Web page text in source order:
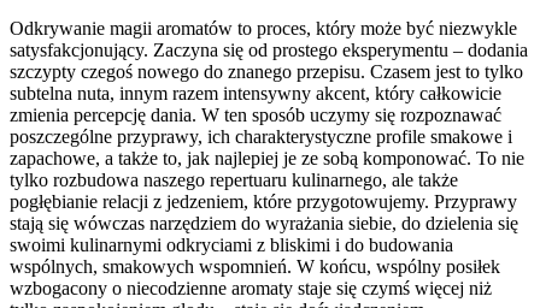
Odkrywanie magii aromatów to proces, który może być niezwykle
satysfakcjonujący. Zaczyna się od prostego eksperymentu – dodania
szczypty czegoś nowego do znanego przepisu. Czasem jest to tylko
subtelna nuta, innym razem intensywny akcent, który całkowicie
zmienia percepcję dania. W ten sposób uczymy się rozpoznawać
poszczególne przyprawy, ich charakterystyczne profile smakowe i
zapachowe, a także to, jak najlepiej je ze sobą komponować. To nie
tylko rozbudowa naszego repertuaru kulinarnego, ale także
pogłębianie relacji z jedzeniem, które przygotowujemy. Przyprawy
stają się wówczas narzędziem do wyrażania siebie, do dzielenia się
swoimi kulinarnymi odkryciami z bliskimi i do budowania
wspólnych, smakowych wspomnień. W końcu, wspólny posiłek
wzbogacony o niecodzienne aromaty staje się czymś więcej niż